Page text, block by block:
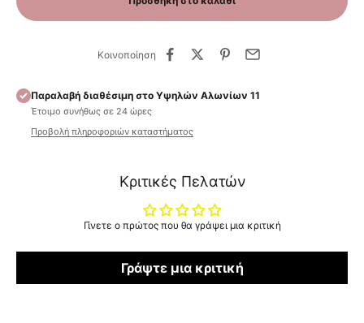
Κοινοποίηση
Παραλαβή διαθέσιμη στο Υψηλών Αλωνίων 11
Έτοιμο συνήθως σε 24 ώρες
Προβολή πληροφοριών καταστήματος
Κριτικές Πελατών
Γίνετε ο πρώτος που θα γράψει μια κριτική
Γράψτε μια κριτική